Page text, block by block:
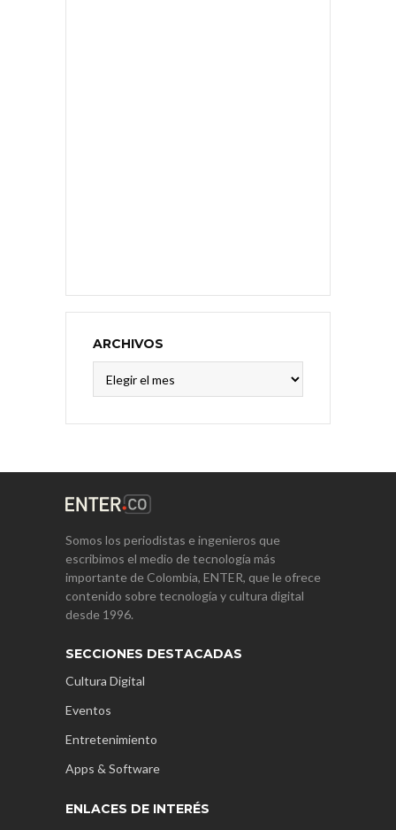
ARCHIVOS
Somos los periodistas e ingenieros que
escribimos el medio de tecnología más
importante de Colombia, ENTER, que le ofrece
contenido sobre tecnología y cultura digital
desde 1996.
SECCIONES DESTACADAS
Cultura Digital
Eventos
Entretenimiento
Apps & Software
ENLACES DE INTERÉS